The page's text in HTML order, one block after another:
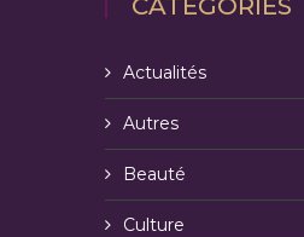
CATÉGORIES
Actualités
Autres
Beauté
Culture